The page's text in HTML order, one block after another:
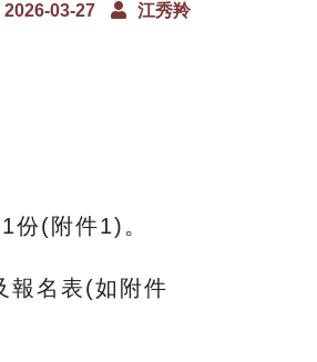
2026-03-27 江秀羚
份(附件1)。
報名表(如附件